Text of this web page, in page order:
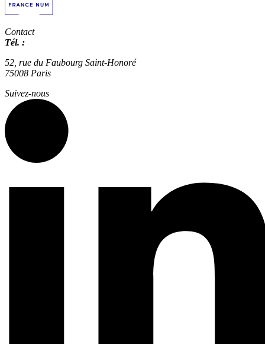
Contact
Tél. :
52, rue du Faubourg Saint-Honoré
75008 Paris
Suivez-nous